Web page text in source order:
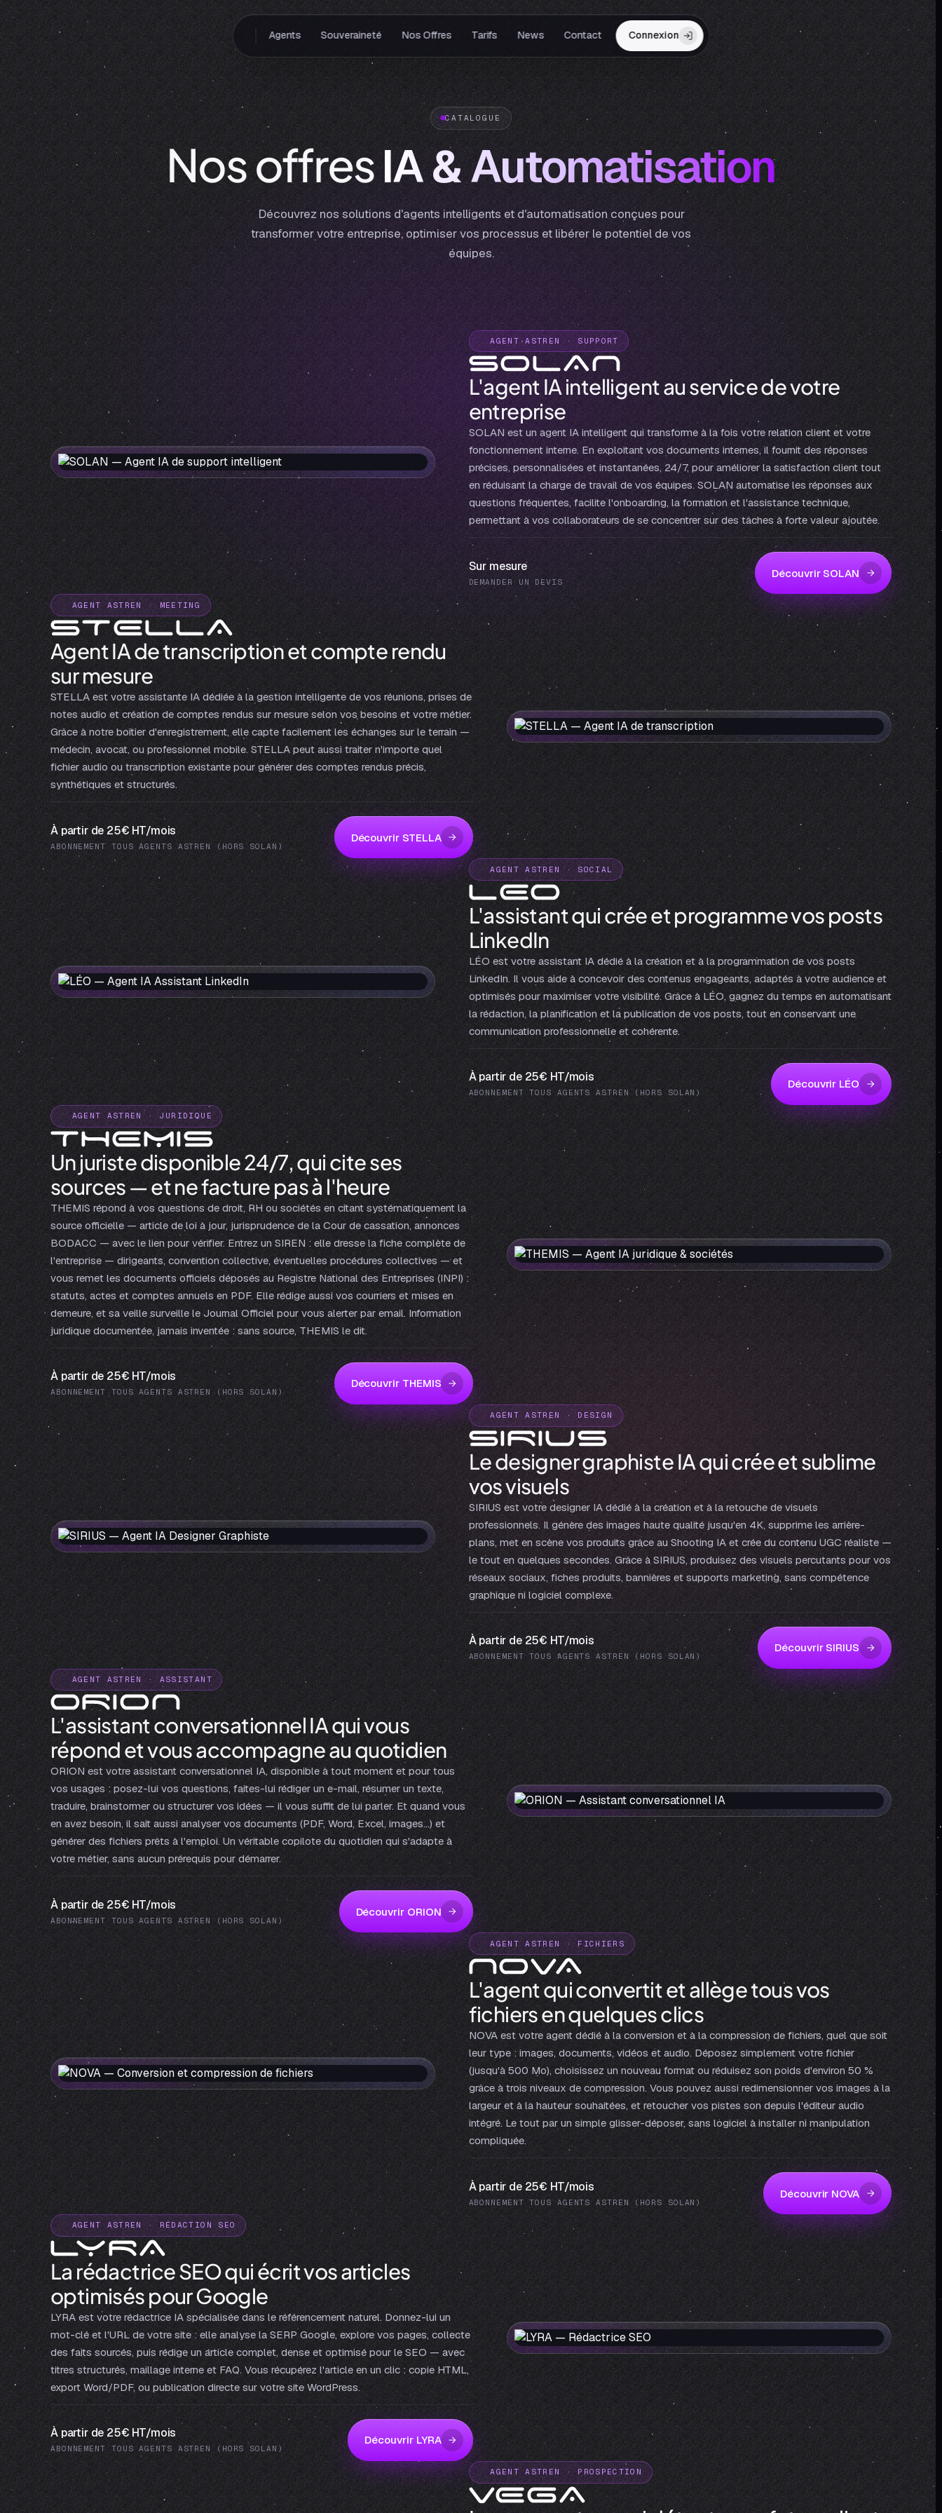
Agents Souveraineté Nos Offres Tarifs News Contact Connexion
CATALOGUE
Nos offresIA & Automatisation
Découvrez nos solutions d'agents intelligents et d'automatisation conçues pour
transformer votre entreprise, optimiser vos processus et libérer le potentiel de vos
équipes.
AGENT ASTREN · SUPPORT
L'agent IA intelligent au service de votre
entreprise
SOLAN est un agent IA intelligent qui transforme à la fois votre relation client et votre
fonctionnement interne. En exploitant vos documents internes, il fournit des réponses
précises, personnalisées et instantanées, 24/7, pour améliorer la satisfaction client tout
en réduisant la charge de travail de vos équipes. SOLAN automatise les réponses aux
questions fréquentes, facilite l'onboarding, la formation et l'assistance technique,
permettant à vos collaborateurs de se concentrer sur des tâches à forte valeur ajoutée.
Sur mesure
DEMANDER UN DEVIS
Découvrir SOLAN
AGENT ASTREN · MEETING
Agent IA de transcription et compte rendu
sur mesure
STELLA est votre assistante IA dédiée à la gestion intelligente de vos réunions, prises de
notes audio et création de comptes rendus sur mesure selon vos besoins et votre métier.
Grâce à notre boîtier d'enregistrement, elle capte facilement les échanges sur le terrain —
médecin, avocat, ou professionnel mobile. STELLA peut aussi traiter n'importe quel
fichier audio ou transcription existante pour générer des comptes rendus précis,
synthétiques et structurés.
À partir de 25€ HT/mois
ABONNEMENT TOUS AGENTS ASTREN (HORS SOLAN)
Découvrir STELLA
AGENT ASTREN · SOCIAL
L'assistant qui crée et programme vos posts
LinkedIn
LÉO est votre assistant IA dédié à la création et à la programmation de vos posts
LinkedIn. Il vous aide à concevoir des contenus engageants, adaptés à votre audience et
optimisés pour maximiser votre visibilité. Grâce à LÉO, gagnez du temps en automatisant
la rédaction, la planification et la publication de vos posts, tout en conservant une
communication professionnelle et cohérente.
À partir de 25€ HT/mois
ABONNEMENT TOUS AGENTS ASTREN (HORS SOLAN)
Découvrir LÉO
AGENT ASTREN · JURIDIQUE
Un juriste disponible 24/7, qui cite ses
sources — et ne facture pas à l'heure
THEMIS répond à vos questions de droit, RH ou sociétés en citant systématiquement la
source officielle — article de loi à jour, jurisprudence de la Cour de cassation, annonces
BODACC — avec le lien pour vérifier. Entrez un SIREN : elle dresse la fiche complète de
l'entreprise — dirigeants, convention collective, éventuelles procédures collectives — et
vous remet les documents officiels déposés au Registre National des Entreprises (INPI) :
statuts, actes et comptes annuels en PDF. Elle rédige aussi vos courriers et mises en
demeure, et sa veille surveille le Journal Officiel pour vous alerter par email. Information
juridique documentée, jamais inventée : sans source, THEMIS le dit.
À partir de 25€ HT/mois
ABONNEMENT TOUS AGENTS ASTREN (HORS SOLAN)
Découvrir THEMIS
AGENT ASTREN · DESIGN
Le designer graphiste IA qui crée et sublime
vos visuels
SIRIUS est votre designer IA dédié à la création et à la retouche de visuels
professionnels. Il génère des images haute qualité jusqu'en 4K, supprime les arrière-
plans, met en scène vos produits grâce au Shooting IA et crée du contenu UGC réaliste —
le tout en quelques secondes. Grâce à SIRIUS, produisez des visuels percutants pour vos
réseaux sociaux, fiches produits, bannières et supports marketing, sans compétence
graphique ni logiciel complexe.
À partir de 25€ HT/mois
ABONNEMENT TOUS AGENTS ASTREN (HORS SOLAN)
Découvrir SIRIUS
AGENT ASTREN · ASSISTANT
L'assistant conversationnel IA qui vous
répond et vous accompagne au quotidien
ORION est votre assistant conversationnel IA, disponible à tout moment et pour tous
vos usages : posez-lui vos questions, faites-lui rédiger un e-mail, résumer un texte,
traduire, brainstormer ou structurer vos idées — il vous suffit de lui parler. Et quand vous
en avez besoin, il sait aussi analyser vos documents (PDF, Word, Excel, images…) et
générer des fichiers prêts à l'emploi. Un véritable copilote du quotidien qui s'adapte à
votre métier, sans aucun prérequis pour démarrer.
À partir de 25€ HT/mois
ABONNEMENT TOUS AGENTS ASTREN (HORS SOLAN)
Découvrir ORION
AGENT ASTREN · FICHIERS
L'agent qui convertit et allège tous vos
fichiers en quelques clics
NOVA est votre agent dédié à la conversion et à la compression de fichiers, quel que soit
leur type : images, documents, vidéos et audio. Déposez simplement votre fichier
(jusqu'à 500 Mo), choisissez un nouveau format ou réduisez son poids d'environ 50 %
grâce à trois niveaux de compression. Vous pouvez aussi redimensionner vos images à la
largeur et à la hauteur souhaitées, et retoucher vos pistes son depuis l'éditeur audio
intégré. Le tout par un simple glisser-déposer, sans logiciel à installer ni manipulation
compliquée.
À partir de 25€ HT/mois
ABONNEMENT TOUS AGENTS ASTREN (HORS SOLAN)
Découvrir NOVA
AGENT ASTREN · RÉDACTION SEO
La rédactrice SEO qui écrit vos articles
optimisés pour Google
LYRA est votre rédactrice IA spécialisée dans le référencement naturel. Donnez-lui un
mot-clé et l'URL de votre site : elle analyse la SERP Google, explore vos pages, collecte
des faits sourcés, puis rédige un article complet, dense et optimisé pour le SEO — avec
titres structurés, maillage interne et FAQ. Vous récupérez l'article en un clic : copie HTML,
export Word/PDF, ou publication directe sur votre site WordPress.
À partir de 25€ HT/mois
ABONNEMENT TOUS AGENTS ASTREN (HORS SOLAN)
Découvrir LYRA
AGENT ASTREN · PROSPECTION